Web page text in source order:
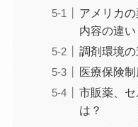
アメリカ
内容の違い
調剤環境の
医療保険
市販薬、
は？